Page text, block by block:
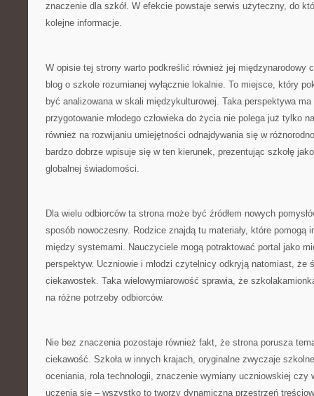
znaczenie dla szkół. W efekcie powstaje serwis użyteczny, do
kolejne informacje.
W opisie tej strony warto podkreślić również jej międzynarodowy
blog o szkole rozumianej wyłącznie lokalnie. To miejsce, który
być analizowana w skali międzykulturowej. Taka perspektywa
przygotowanie młodego człowieka do życia nie polega już tylko
również na rozwijaniu umiejętności odnajdywania się w
bardzo dobrze wpisuje się w ten kierunek, prezentując szkołę
globalnej świadomości.
Dla wielu odbiorców ta strona może być źródłem nowych
sposób nowoczesny. Rodzice znajdą tu materiały, które pomogą
między systemami. Nauczyciele mogą potraktować portal jako
perspektyw. Uczniowie i młodzi czytelnicy odkryją natomiast, że
ciekawostek. Taka wielowymiarowość sprawia, że
na różne potrzeby odbiorców.
Nie bez znaczenia pozostaje również fakt, że strona porusza
ciekawość. Szkoła w innych krajach, oryginalne zwyczaje
oceniania, rola technologii, znaczenie wymiany uczniowskiej czy
uczenia się – wszystko to tworzy dynamiczną przestrzeń